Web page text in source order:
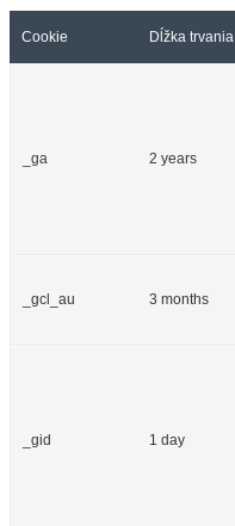
Cookie Dĺžka trvania
_ga 2 years
_gcl_au 3 months
_gid 1 day